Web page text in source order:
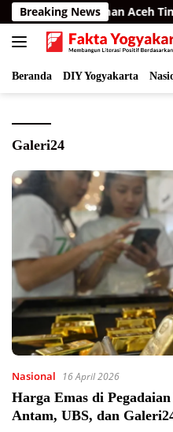
Langsung
ke
konten
Breaking News
di Permukiman Aceh
Beranda DIY Yogyakarta
Galeri24
Nasional 16 April 2026
Harga Emas di
Antam, UBS, dan